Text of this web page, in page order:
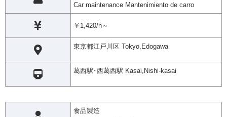
Car maintenance Mantenimiento de carro
￥1,420/h～
東京都江戸川区 Tokyo,Edogawa
葛西駅･西葛西駅 Kasai,Nishi-kasai
食品製造